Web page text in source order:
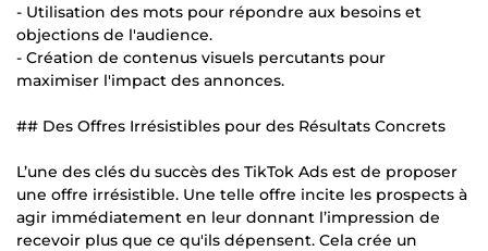
- Utilisation des mots pour répondre aux besoins et
objections de l'audience.
- Création de contenus visuels percutants pour
maximiser l'impact des annonces.
## Des Offres Irrésistibles pour des Résultats Concrets
L’une des clés du succès des TikTok Ads est de proposer
une offre irrésistible. Une telle offre incite les prospects à
agir immédiatement en leur donnant l’impression de
recevoir plus que ce qu'ils dépensent. Cela crée un